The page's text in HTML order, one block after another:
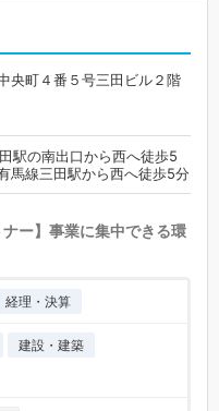
央町４番５号三田ビル２階
駅の南出口から西へ徒歩5
馬線三田駅から西へ徒歩5分
ナー】事業に集中できる環
経理・決算
建設・建築